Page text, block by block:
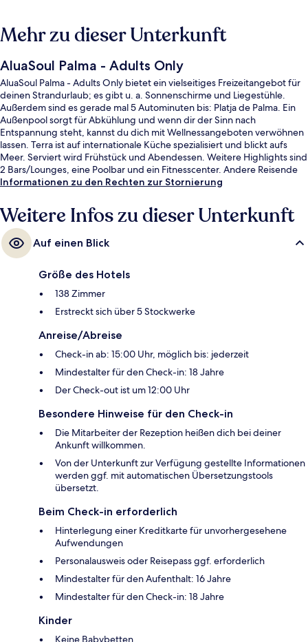
Mehr zu dieser Unterkunft
AluaSoul Palma - Adults Only
AluaSoul Palma - Adults Only bietet ein vielseitiges Freizeitangebot für
deinen Strandurlaub; es gibt u. a. Sonnenschirme und Liegestühle.
Außerdem sind es gerade mal 5 Autominuten bis: Platja de Palma. Ein
Außenpool sorgt für Abkühlung und wenn dir der Sinn nach
Entspannung steht, kannst du dich mit Wellnessangeboten verwöhnen
lassen. Terra ist auf internationale Küche spezialisiert und blickt aufs
Meer. Serviert wird Frühstück und Abendessen. Weitere Highlights sind
2 Bars/Lounges, eine Poolbar und ein Fitnesscenter. Andere Reisende
haben viel Gutes über das hilfsbereite Personal zu berichten.
Informationen zu den Rechten zur Stornierung
Weitere Infos zu dieser Unterkunft
Auf einen Blick
Größe des Hotels
138 Zimmer
Erstreckt sich über 5 Stockwerke
Anreise/Abreise
Check-in ab: 15:00 Uhr, möglich bis: jederzeit
Mindestalter für den Check-in: 18 Jahre
Der Check-out ist um 12:00 Uhr
Besondere Hinweise für den Check-in
Die Mitarbeiter der Rezeption heißen dich bei deiner
Ankunft willkommen.
Von der Unterkunft zur Verfügung gestellte Informationen
werden ggf. mit automatischen Übersetzungstools
übersetzt.
Beim Check-in erforderlich
Hinterlegung einer Kreditkarte für unvorhergesehene
Aufwendungen
Personalausweis oder Reisepass ggf. erforderlich
Mindestalter für den Aufenthalt: 16 Jahre
Mindestalter für den Check-in: 18 Jahre
Kinder
Keine Babybetten